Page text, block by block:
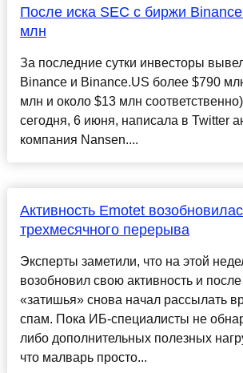
После иска SEC с биржи
млн
За последние сутки инвесторы
Binance и Binance.US более $790
млн и около $13 млн
сегодня, 6 июня, написала в Twitter
компания Nansen....
Активность Emotet
трехмесячного перерыва
Эксперты заметили, что на этой
возобновил свою активность и
«затишья» снова начал рассылать
спам. Пока ИБ-специалисты не
либо дополнительных полезных
что малварь просто...